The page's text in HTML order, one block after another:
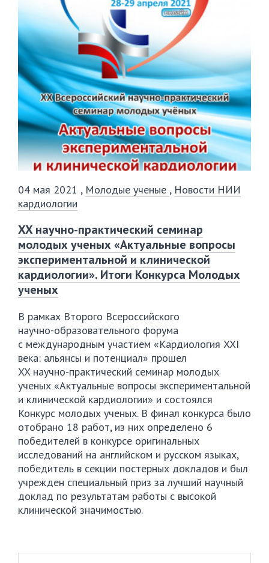
04 мая 2021 , Молодые ученые , Новости НИИ
кардиологии
XX научно-практический семинар
молодых ученых «Актуальные вопросы
экспериментальной и клинической
кардиологии». Итоги Конкурса Молодых
ученых
В рамках Второго Всероссийского
научно-образовательного форума
с международным участием «Кардиология XXI
века: альянсы и потенциал» прошел
XX научно-практический семинар молодых
ученых «Актуальные вопросы экспериментальной
и клинической кардиологии» и состоялся
Конкурс молодых ученых. В финал конкурса было
отобрано 18 работ, из них определено 6
победителей в конкурсе оригинальных
исследований на английском и русском языках,
победитель в секции постерных докладов и был
учрежден специальный приз за лучший научный
доклад по результатам работы с высокой
клинической значимостью.